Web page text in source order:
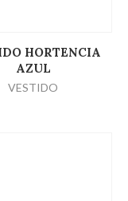
LEER MÁS
HORTENCIA
AZUL
VESTIDO